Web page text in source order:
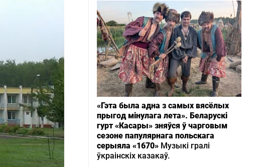
«Гэта была адна з самых вясёлых
прыгод мінулага лета». Беларускі
гурт «Касары» зняўся ў чарговым
сезоне папулярнага польскага
серыяла «1670» Музыкі гралі
ўкраінскіх казакаў.